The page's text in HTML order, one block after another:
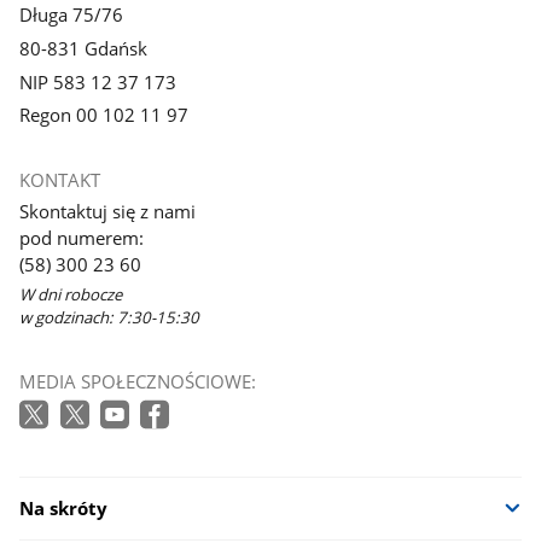
Długa 75/76
80-831 Gdańsk
NIP 583 12 37 173
Regon 00 102 11 97
KONTAKT
Skontaktuj się z nami
pod numerem:
(58) 300 23 60
W dni robocze
w godzinach: 7:30-15:30
MEDIA SPOŁECZNOŚCIOWE:
Na skróty